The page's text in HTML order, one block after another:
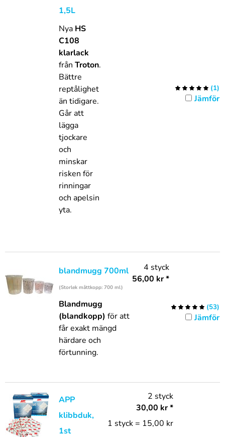
1,5L
Nya HS
C108
klarlack
från Troton.
Bättre
reptålighet
än tidigare.
Går att
lägga
tjockare
och
minskar
risken för
rinningar
och apelsin
yta.
(1)
Jämför
blandmugg 700ml
(Storlek måttkopp: 700 ml)
Blandmugg
(blandkopp) för att
får exakt mängd
härdare och
förtunning.
4 styck
56,00 kr*
(53)
Jämför
APP
klibbduk,
1st
2 styck
30,00 kr*
1 styck = 15,00 kr